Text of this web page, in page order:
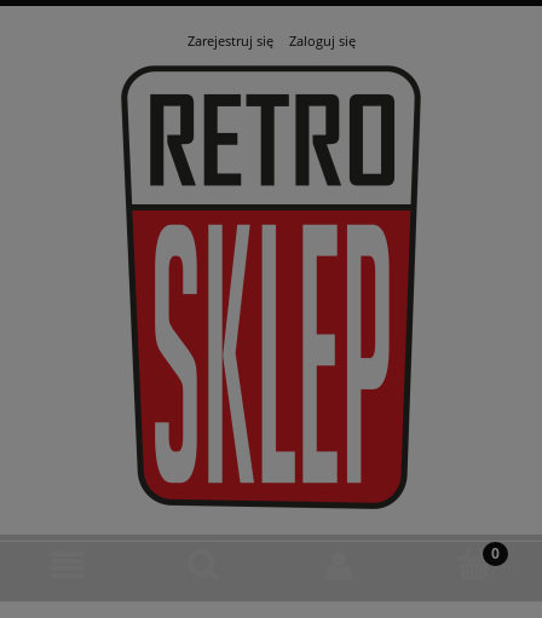
Zarejestruj się Zaloguj się